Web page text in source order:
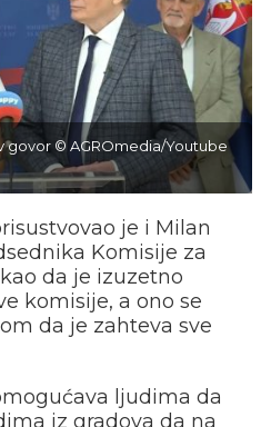
govor © AGROmedia/Youtube
je i Milan
Komisije za
da je izuzetno
komisije, a ono se
da je zahteva sve
ljudima da
iz gradova da na